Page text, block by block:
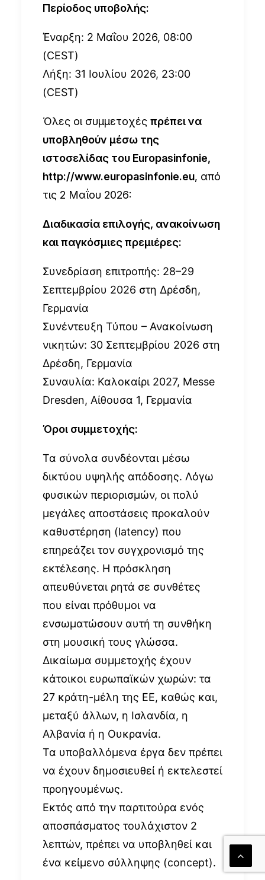
Περίοδος υποβολής:
Έναρξη: 2 Μαΐου 2026, 08:00
(CEST)
Λήξη: 31 Ιουλίου 2026, 23:00
(CEST)
Όλες οι συμμετοχές πρέπει να
υποβληθούν μέσω της
ιστοσελίδας του Europasinfonie,
http://www.europasinfonie.eu, από
τις 2 Μαΐου 2026:
Διαδικασία επιλογής, ανακοίνωση
και παγκόσμιες πρεμιέρες:
Συνεδρίαση επιτροπής: 28–29
Σεπτεμβρίου 2026 στη Δρέσδη,
Γερμανία
Συνέντευξη Τύπου – Ανακοίνωση
νικητών: 30 Σεπτεμβρίου 2026 στη
Δρέσδη, Γερμανία
Συναυλία: Καλοκαίρι 2027, Messe
Dresden, Αίθουσα 1, Γερμανία
Όροι συμμετοχής:
Τα σύνολα συνδέονται μέσω
δικτύου υψηλής απόδοσης. Λόγω
φυσικών περιορισμών, οι πολύ
μεγάλες αποστάσεις προκαλούν
καθυστέρηση (latency) που
επηρεάζει τον συγχρονισμό της
εκτέλεσης. Η πρόσκληση
απευθύνεται ρητά σε συνθέτες
που είναι πρόθυμοι να
ενσωματώσουν αυτή τη συνθήκη
στη μουσική τους γλώσσα.
Δικαίωμα συμμετοχής έχουν
κάτοικοι ευρωπαϊκών χωρών: τα
27 κράτη-μέλη της ΕΕ, καθώς και,
μεταξύ άλλων, η Ισλανδία, η
Αλβανία ή η Ουκρανία.
Τα υποβαλλόμενα έργα δεν πρέπει
να έχουν δημοσιευθεί ή εκτελεστεί
προηγουμένως.
Εκτός από την παρτιτούρα ενός
αποσπάσματος τουλάχιστον 2
λεπτών, πρέπει να υποβληθεί και
ένα κείμενο σύλληψης (concept).